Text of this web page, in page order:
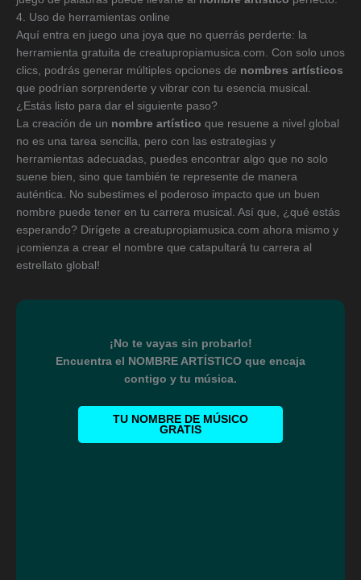
4. Uso de herramientas online
Aquí entra en juego una joya que no querrás perderte: la
herramienta gratuita de creatupropiamusica.com. Con solo unos
clics, podrás generar múltiples opciones de nombres artísticos
que podrían sorprenderte y vibrar con tu esencia musical.
¿Estás listo para dar el siguiente paso?
La creación de un nombre artístico que resuene a nivel global
no es una tarea sencilla, pero con las estrategias y
herramientas adecuadas, puedes encontrar algo que no solo
suene bien, sino que también te represente de manera
auténtica. No subestimes el poderoso impacto que un buen
nombre puede tener en tu carrera musical. Así que, ¿qué estás
esperando? Dirígete a creatupropiamusica.com ahora mismo y
¡comienza a crear el nombre que catapultará tu carrera al
estrellato global!
¡No te vayas sin probarlo!
Encuentra el NOMBRE ARTÍSTICO que encaja
contigo y tu música.
TU NOMBRE DE MÚSICO
GRATIS